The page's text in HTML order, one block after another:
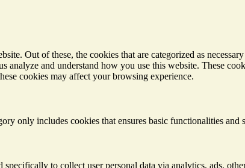
Out of these, the cookies that are categorized as
analyze and understand how you use this website. These
cookies may affect your browsing experience.
only includes cookies that ensures basic functionalities
to collect user personal data via analytics, ads,